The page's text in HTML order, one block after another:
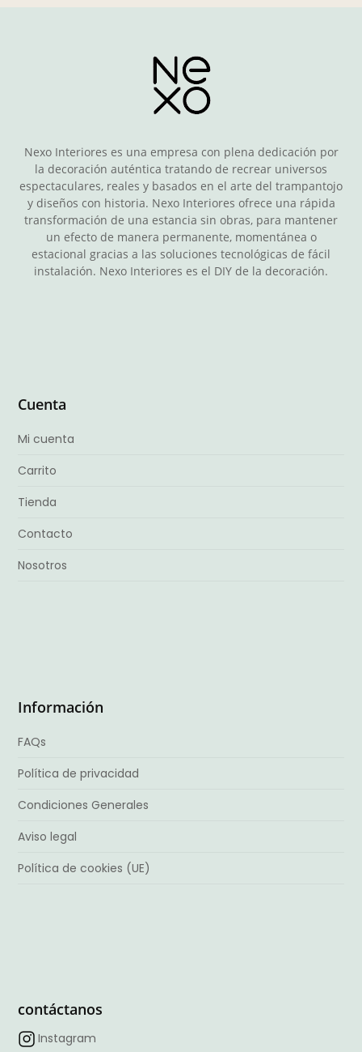
Nexo Interiores es una empresa con plena dedicación por
la decoración auténtica tratando de recrear universos
espectaculares, reales y basados en el arte del trampantojo
y diseños con historia. Nexo Interiores ofrece una rápida
transformación de una estancia sin obras, para mantener
un efecto de manera permanente, momentánea o
estacional gracias a las soluciones tecnológicas de fácil
instalación. Nexo Interiores es el DIY de la decoración.
Cuenta
Mi cuenta
Carrito
Tienda
Contacto
Nosotros
Información
FAQs
Política de privacidad
Condiciones Generales
Aviso legal
Política de cookies (UE)
contáctanos
Instagram